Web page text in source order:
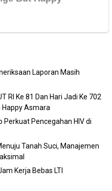
Laporan Masih
RI Ke 81 Dan Hari Jadi Ke 702
Happy Asmara
Perkuat Pencegahan HIV di
Tanah Suci, Manajemen
Kerja Bebas LTI